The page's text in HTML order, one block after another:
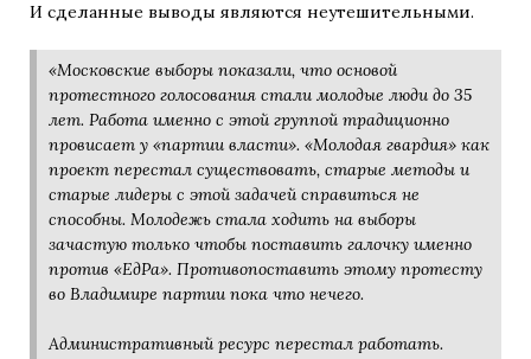
И сделанные выводы являются неутешительными.
«Московские выборы показали, что основой
протестного голосования стали молодые люди до 35
лет. Работа именно с этой группой традиционно
провисает у «партии власти». «Молодая гвардия» как
проект перестал существовать, старые методы и
старые лидеры с этой задачей справиться не
способны. Молодежь стала ходить на выборы
зачастую только чтобы поставить галочку именно
против «ЕдРа». Противопоставить этому протесту
во Владимире партии пока что нечего.
Административный ресурс перестал работать.